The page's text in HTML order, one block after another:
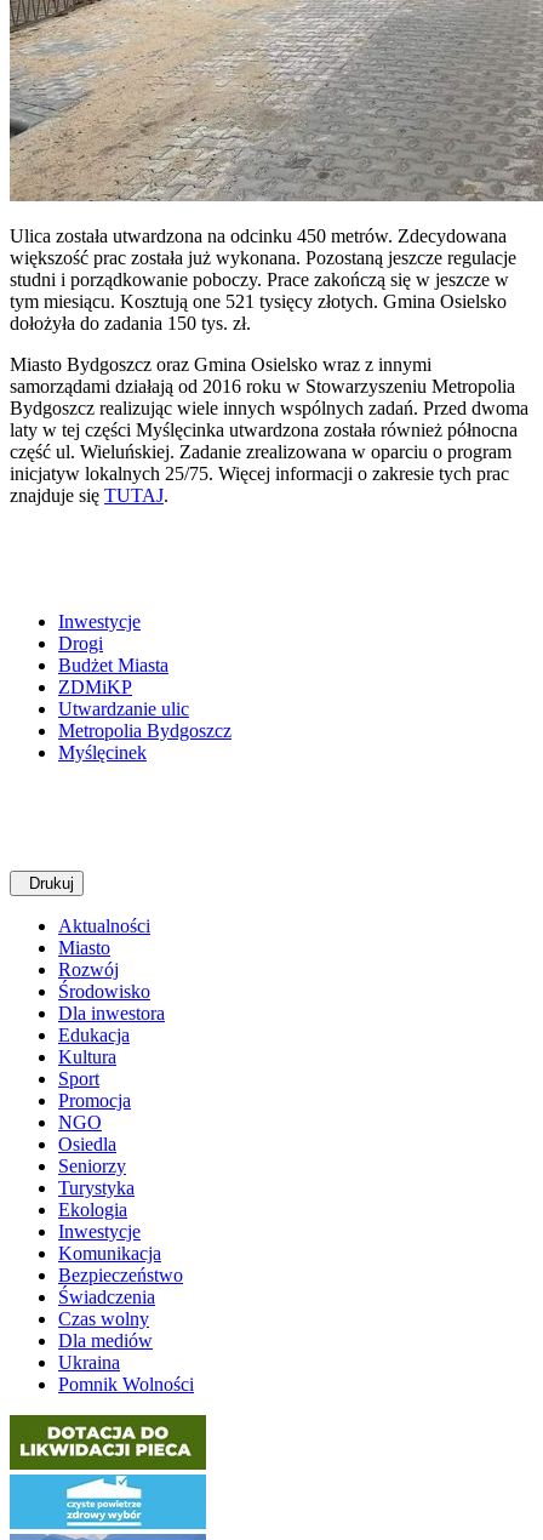
Ulica została utwardzona na odcinku 450 metrów. Zdecydowana
większość prac została już wykonana. Pozostaną jeszcze regulacje
studni i porządkowanie poboczy. Prace zakończą się w jeszcze w
tym miesiącu. Kosztują one 521 tysięcy złotych. Gmina Osielsko
dołożyła do zadania 150 tys. zł.
Miasto Bydgoszcz oraz Gmina Osielsko wraz z innymi
samorządami działają od 2016 roku w Stowarzyszeniu Metropolia
Bydgoszcz realizując wiele innych wspólnych zadań. Przed dwoma
laty w tej części Myślęcinka utwardzona została również północna
część ul. Wieluńskiej. Zadanie zrealizowana w oparciu o program
inicjatyw lokalnych 25/75. Więcej informacji o zakresie tych prac
znajduje się TUTAJ.
Inwestycje
Drogi
Budżet Miasta
ZDMiKP
Utwardzanie ulic
Metropolia Bydgoszcz
Myślęcinek
Drukuj
Aktualności
Miasto
Rozwój
Środowisko
Dla inwestora
Edukacja
Kultura
Sport
Promocja
NGO
Osiedla
Seniorzy
Turystyka
Ekologia
Inwestycje
Komunikacja
Bezpieczeństwo
Świadczenia
Czas wolny
Dla mediów
Ukraina
Pomnik Wolności